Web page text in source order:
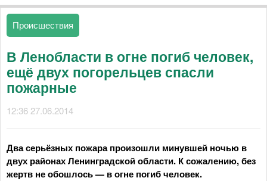
Происшествия
В Ленобласти в огне погиб человек,
ещё двух погорельцев спасли
пожарные
12:36 27.06.2014
Два серьёзных пожара произошли минувшей ночью в
двух районах Ленинградской области. К сожалению, без
жертв не обошлось — в огне погиб человек.